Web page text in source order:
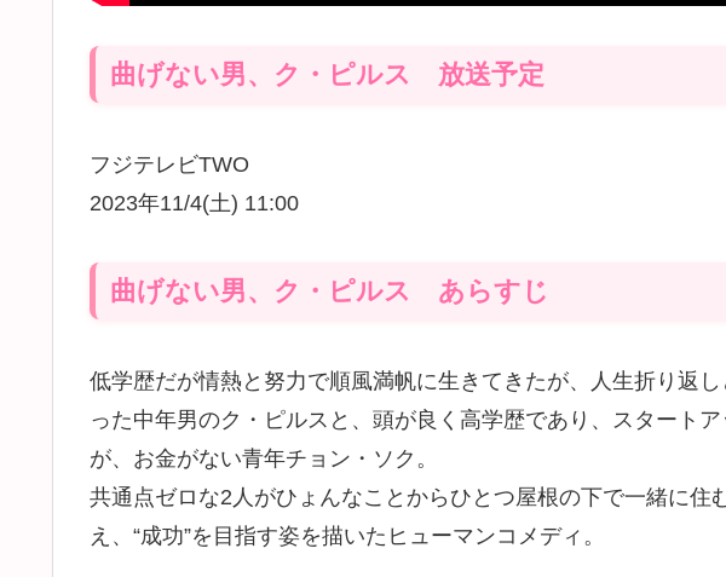
曲げない男、ク・ピルス 放送予定
フジテレビTWO
2023年11/4(土) 11:00
曲げない男、ク・ピルス あらすじ
低学歴だが情熱と努力で順風満帆に生きてきたが、人生折り返
った中年男のク・ピルスと、頭が良く高学歴であり、スタート
が、お金がない青年チョン・ソク。
共通点ゼロな2人がひょんなことからひとつ屋根の下で一緒に住
え、“成功”を目指す姿を描いたヒューマンコメディ。